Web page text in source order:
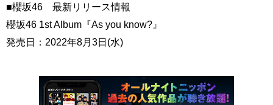
■櫻坂46 最新リリース情報
櫻坂46 1st Album『As you know?』
発売日：2022年8月3日(水)